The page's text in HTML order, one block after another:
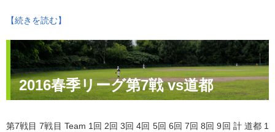
【続きを読む】
2016春季リーグ第7戦 vs道都
第7戦目 7戦目 Team 1回 2回 3回 4回 5回 6回 7回 8回 9回 計 道都 1